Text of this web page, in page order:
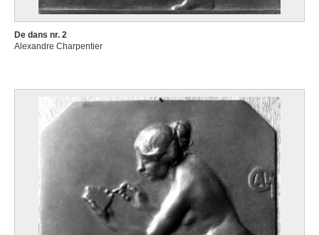
De dans nr. 2
Alexandre Charpentier